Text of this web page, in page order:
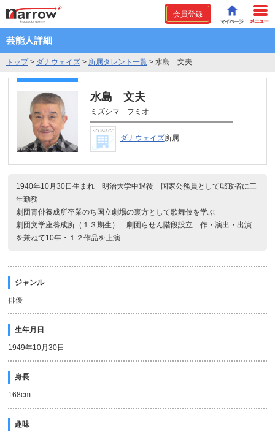
会員登録
芸能人詳細
トップ> ダナウェイズ > 所属タレント一覧 > 水島 文夫
水島 文夫
ミズシマ フミオ
ダナウェイズ所属
1940年10月30日生まれ 明治大学中退後 国家公務員として郵政省に三
年勤務
劇団青俳養成所卒業のち国立劇場の裏方として歌舞伎を学ぶ
劇団文学座養成所（１３期生） 劇団らせん階段設立 作・演出・出演
を兼ねて10年・１２作品を上演
ジャンル
俳優
生年月日
1949年10月30日
身長
168cm
趣味